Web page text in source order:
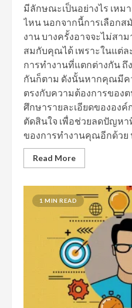
มีลักษณะเป็นอย่างไร เห
ไหน นอกจากนี้การเลือก
งาน บางครั้งอาจจะไม่สา
สมกับคุณได้ เพราะในแต่
การทำงานที่แตกต่างกัน
กันก็ตาม ดังนั้นหากคุณมีค
ตรงกับความต้องการของต
ศึกษารายละเอียดขององ
ตัดสินใจ เพื่อช่วยลดปัญห
ของการทำงานคุณอีกด้วย
Read More
1 MIN READ